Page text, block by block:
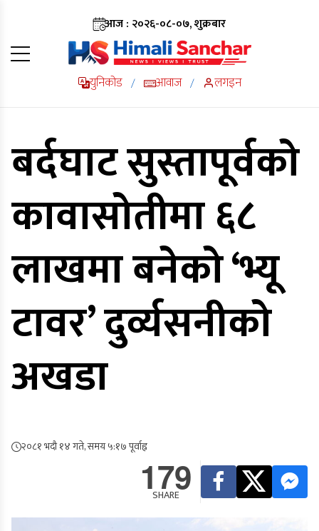
आज : २०२६-०८-०७, शुक्रबार
युनिकोड / आवाज / लगइन
बर्दघाट सुस्तापूर्वको
कावासोतीमा ६८
लाखमा बनेको ‘भ्यू
टावर’ दुर्व्यसनीको
अखडा
२०८१ भदौ १४ गते, समय ५:१७ पूर्वाह्न
179
SHARE